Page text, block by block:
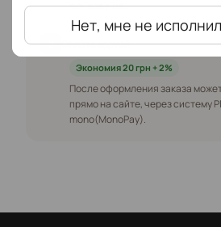
Нет, мне не
novapay.ua.
2 Оплата картой
Экономия 20 грн + 2%
После оформления заказа
прямо на сайте, через систему
mono(MonoPay).